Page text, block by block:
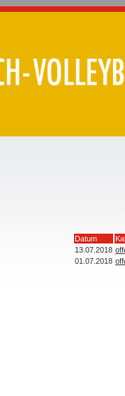
Datum
13.07.2018
01.07.2018